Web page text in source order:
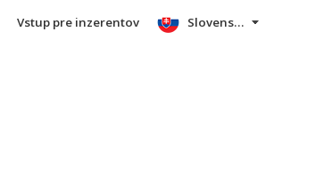
Vstup pre inzerentov Slovensky